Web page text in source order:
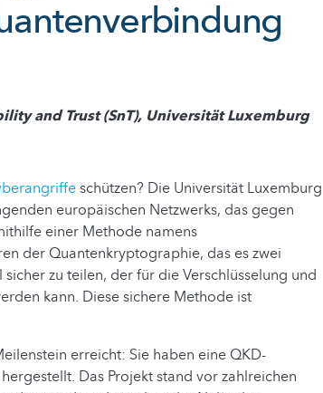
and Trust (SnT), Universität Luxemburg
schützen? Die Universität Luxemburg
europäischen Netzwerks, das gegen
einer Methode namens
der Quantenkryptographie, das es zwei
zu teilen, der für die Verschlüsselung und
kann. Diese sichere Methode ist
erreicht: Sie haben eine QKD-
Das Projekt stand vor zahlreichen